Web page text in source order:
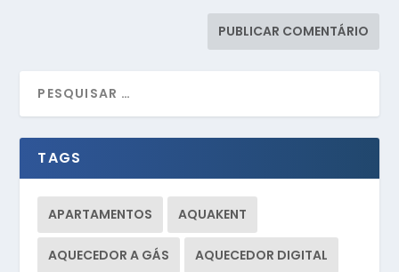
TAGS
APARTAMENTOS AQUAKENT
AQUECEDOR A GÁS AQUECEDOR DIGITAL